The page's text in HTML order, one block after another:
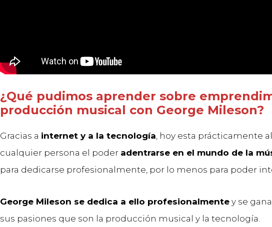
¿Qué pudimos aprender sobre
producción musical con George Mileson?
Gracias a internet y a la tecnología, hoy esta prácticamente
cualquier persona el poder adentrarse en el mundo de la
para dedicarse profesionalmente, por lo menos para poder
George Mileson se dedica a ello profesionalmente y se
sus pasiones que son la producción musical y la tecnología.